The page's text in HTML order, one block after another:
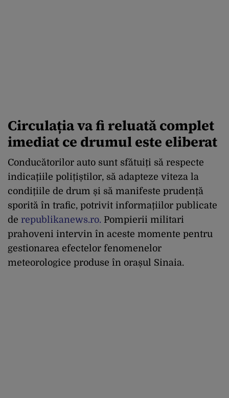
Circulația va fi reluată complet
imediat ce drumul este eliberat
Conducătorilor auto sunt sfătuiți să respecte
indicațiile polițiștilor, să adapteze viteza la
condițiile de drum și să manifeste prudență
sporită în trafic, potrivit informațiilor publicate
de republikanews.ro. Pompierii militari
prahoveni intervin în aceste momente pentru
gestionarea efectelor fenomenelor
meteorologice produse în orașul Sinaia.